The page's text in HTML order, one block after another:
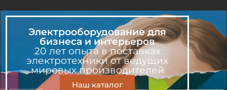
Электрооборудование для
бизнеса и интерьеров
20 лет опыта в поставках
электротехники от ведущих
мировых производителей
Наш каталог